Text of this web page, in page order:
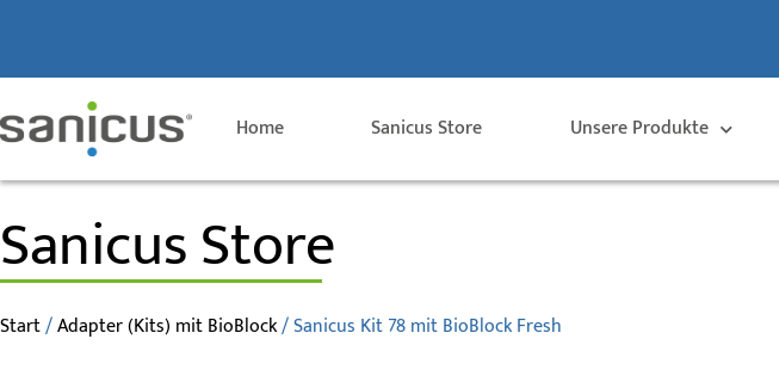
springen
Home Sanicus Store Unsere Produkte
Sanicus Store
Start/Adapter (Kits) mit BioBlock/ Sanicus Kit 78 mit BioBlock Fresh